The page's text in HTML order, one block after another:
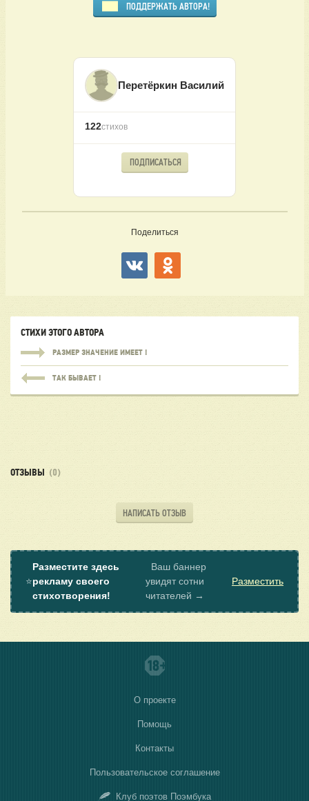
ПОДДЕРЖАТЬ АВТОРА!
Перетёркин Василий
122стихов
ПОДПИСАТЬСЯ
Поделиться
СТИХИ ЭТОГО АВТОРА
РАЗМЕР ЗНАЧЕНИЕ ИМЕЕТ !
ТАК БЫВАЕТ !
ОТЗЫВЫ (0)
НАПИСАТЬ ОТЗЫВ
⭐
Разместите здесь
рекламу своего
стихотворения!
Ваш баннер
увидят сотни
читателей →
Разместить
О проекте
Помощь
Контакты
Пользовательское соглашение
Клуб поэтов Поэмбука